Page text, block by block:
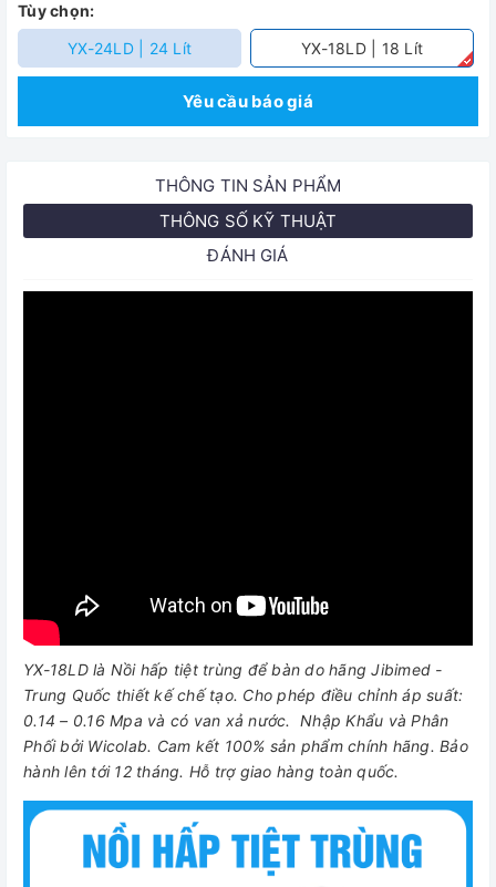
Tùy chọn:
YX-24LD | 24 Lít
YX-18LD | 18 Lít
Yêu cầu báo giá
THÔNG TIN SẢN PHẨM
THÔNG SỐ KỸ THUẬT
ĐÁNH GIÁ
YX-18LD là Nồi hấp tiệt trùng để bàn do hãng Jibimed -
Trung Quốc thiết kế chế tạo. Cho phép điều chỉnh áp suất:
0.14 – 0.16 Mpa và có van xả nước. Nhập Khẩu và Phân
Phối bởi Wicolab. Cam kết 100% sản phẩm chính hãng. Bảo
hành lên tới 12 tháng. Hỗ trợ giao hàng toàn quốc.